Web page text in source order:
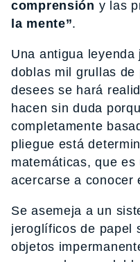
comprensión y las
la mente”.
Una antigua
doblas mil grullas de
desees se hará
hacen sin duda
completamente
pliegue está
matemáticas, que
acercarse a conocer
Se asemeja a un
jeroglíficos de papel
objetos